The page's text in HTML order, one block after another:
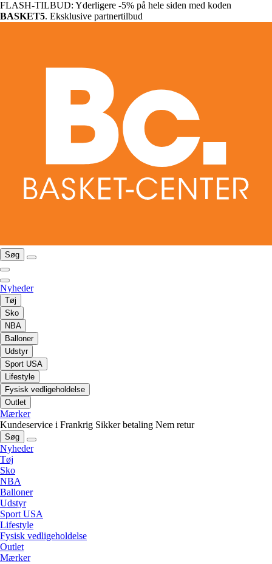
FLASH-TILBUD: Yderligere -5% på hele siden med koden
BASKET5. Eksklusive partnertilbud
Søg
Nyheder
Tøj
Sko
NBA
Balloner
Udstyr
Sport USA
Lifestyle
Fysisk vedligeholdelse
Outlet
Mærker
Kundeservice i Frankrig Sikker betaling Nem retur
Søg
Nyheder
Tøj
Sko
NBA
Balloner
Udstyr
Sport USA
Lifestyle
Fysisk vedligeholdelse
Outlet
Mærker